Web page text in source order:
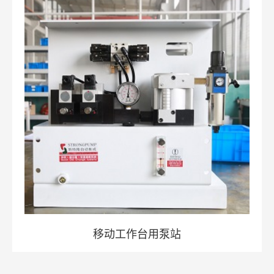
移动工作台用泵站